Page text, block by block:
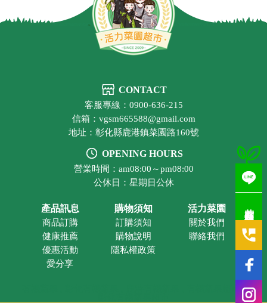
CONTACT
客服專線：0900-636-215
信箱：vgsm665588@gmail.com
地址：彰化縣鹿港鎮菜園路160號
OPENING HOURS
營業時間：am08:00～pm08:00
公休日：星期日公休
產品訊息
商品訂購
健康推薦
優惠活動
愛分享
購物須知
訂購須知
購物說明
隱私權政策
活力菜園
關於我們
聯絡我們